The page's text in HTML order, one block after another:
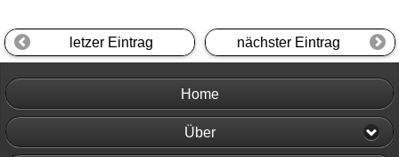
letzer Eintrag nächster Eintrag
Home
Über